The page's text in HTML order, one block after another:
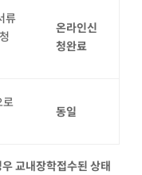
류
온라인신
청완료
로
동일
교내장학접수된 상태